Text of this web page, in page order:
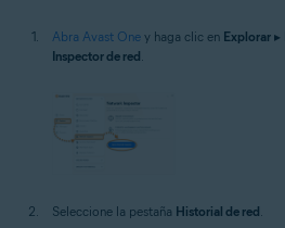
Abra Avast One y haga clic en Explorar ▸
Inspector de red.
Seleccione la pestaña Historial de red